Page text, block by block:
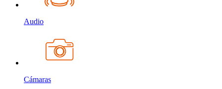
Audio
Cámaras